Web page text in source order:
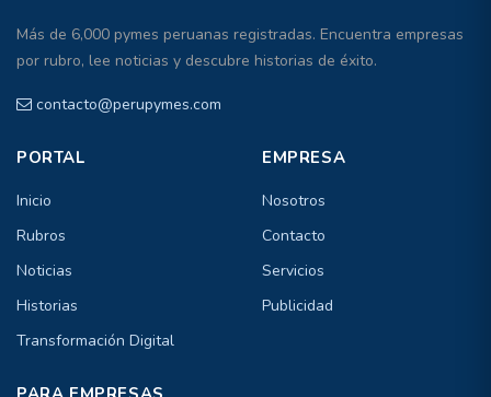
Más de 6,000 pymes peruanas registradas. Encuentra empresas
por rubro, lee noticias y descubre historias de éxito.
contacto@perupymes.com
PORTAL
Inicio
Rubros
Noticias
Historias
Transformación Digital
EMPRESA
Nosotros
Contacto
Servicios
Publicidad